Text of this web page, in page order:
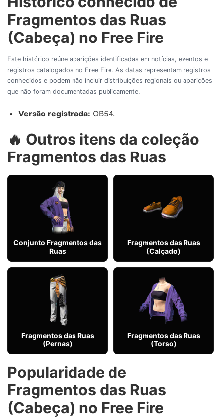
Fragmentos das Ruas
(Cabeça) no Free Fire
Este histórico reúne aparições identificadas em notícias, eventos e
registros catalogados no Free Fire. As datas representam registros
conhecidos e podem não incluir distribuições regionais ou aparições
que não foram documentadas publicamente.
Versão registrada: OB54.
🔥 Outros itens da coleção
Fragmentos das Ruas
Conjunto Fragmentos das
Ruas
Fragmentos das Ruas
(Calçado)
Fragmentos das Ruas
(Pernas)
Fragmentos das Ruas
(Torso)
Popularidade de
Fragmentos das Ruas
(Cabeça) no Free Fire